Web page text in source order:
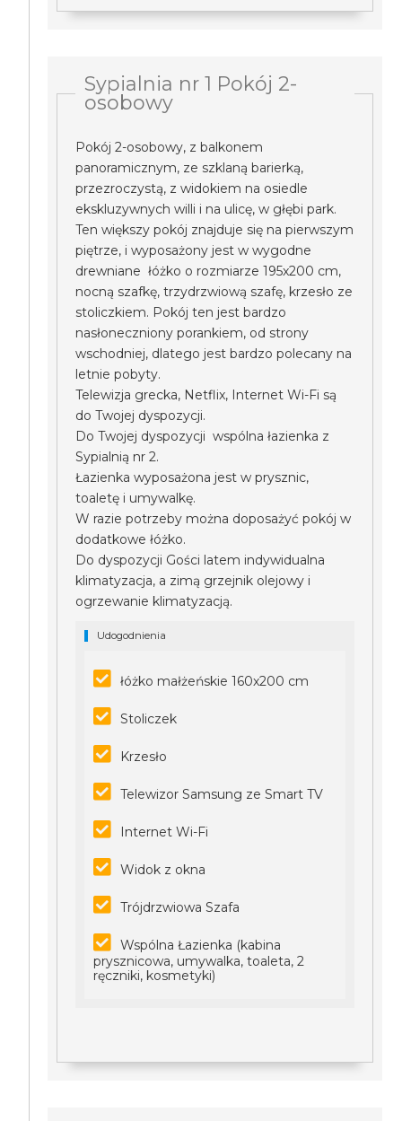
Sypialnia nr 1 Pokój 2-
osobowy
Pokój 2-osobowy, z balkonem
panoramicznym, ze szklaną barierką,
przezroczystą, z widokiem na osiedle
ekskluzywnych willi i na ulicę, w głębi park.
Ten większy pokój znajduje się na pierwszym
piętrze, i wyposażony jest w wygodne
drewniane łóżko o rozmiarze 195x200 cm,
nocną szafkę, trzydrzwiową szafę, krzesło ze
stoliczkiem. Pokój ten jest bardzo
nasłoneczniony porankiem, od strony
wschodniej, dlatego jest bardzo polecany na
letnie pobyty.
Telewizja grecka, Netflix, Internet Wi-Fi są
do Twojej dyspozycji.
Do Twojej dyspozycji wspólna łazienka z
Sypialnią nr 2.
Łazienka wyposażona jest w prysznic,
toaletę i umywalkę.
W razie potrzeby można doposażyć pokój w
dodatkowe łóżko.
Do dyspozycji Gości latem indywidualna
klimatyzacja, a zimą grzejnik olejowy i
ogrzewanie klimatyzacją.
Udogodnienia
łóżko małżeńskie 160x200 cm
Stoliczek
Krzesło
Telewizor Samsung ze Smart TV
Internet Wi-Fi
Widok z okna
Trójdrzwiowa Szafa
Wspólna Łazienka (kabina
prysznicowa, umywalka, toaleta, 2
ręczniki, kosmetyki)